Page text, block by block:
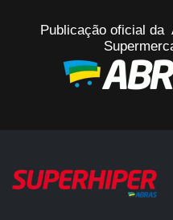
Publicação oficial da